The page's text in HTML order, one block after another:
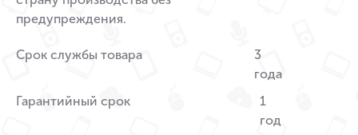
предупреждения.
Срок службы товара
3
года
Гарантийный срок
1
год